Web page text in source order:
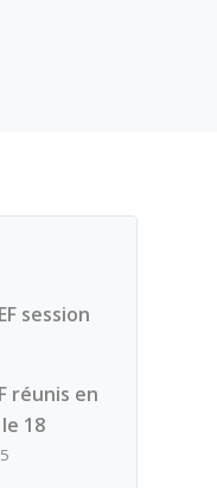
session
réunis en
18